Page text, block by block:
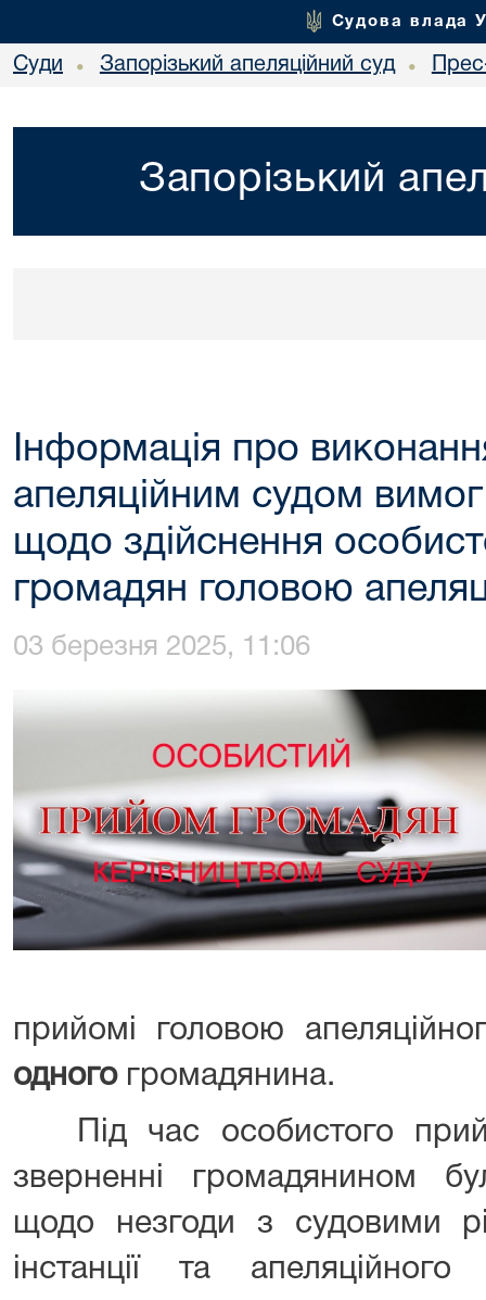
Судова влада
Суди • Запорізький апеляційний суд •
Запорізький
Інформація про
апеляційним судом
щодо здійснення
громадян головою
03 березня 2025, 11:06
прийомі головою
одного громадянина.
Під час особистого
зверненні громадянином
щодо незгоди з судовими
інстанції та